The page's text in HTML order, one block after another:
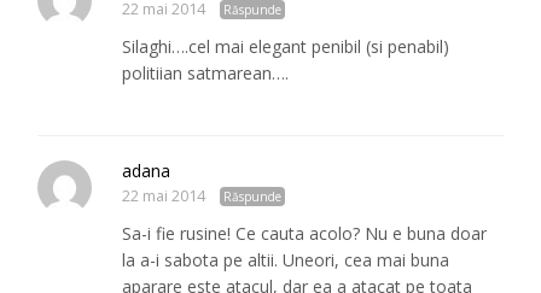
22 mai 2014 Răspunde
Silaghi….cel mai elegant penibil (si penabil)
politiian satmarean….
adana
22 mai 2014 Răspunde
Sa-i fie rusine! Ce cauta acolo? Nu e buna doar
la a-i sabota pe altii. Uneori, cea mai buna
aparare este atacul, dar ea a atacat pe toata